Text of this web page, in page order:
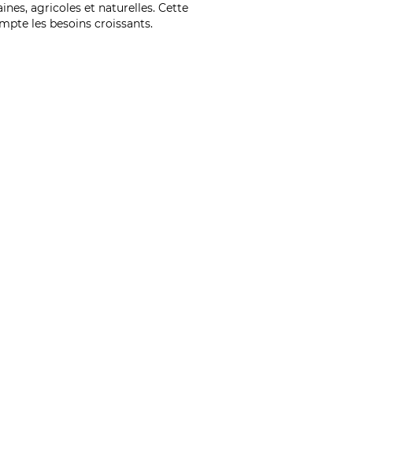
agricoles et naturelles. Cette
les besoins croissants.